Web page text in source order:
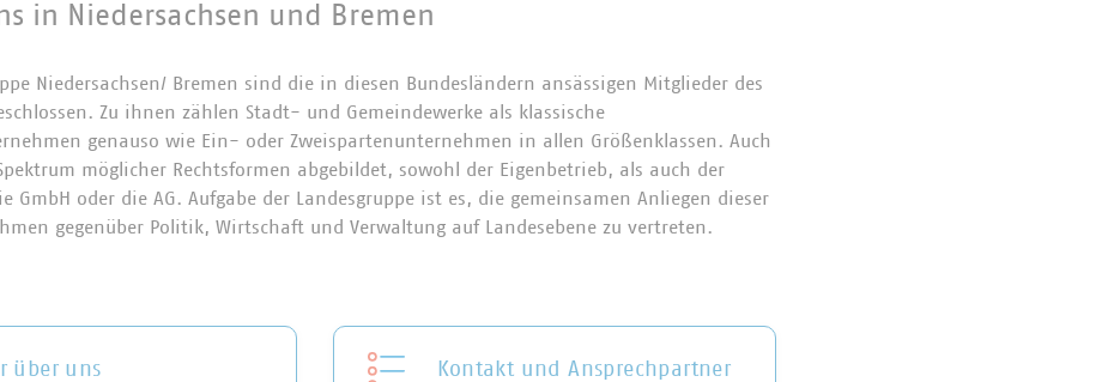
in Niedersachsen und Bremen
Niedersachsen/ Bremen sind die in diesen Bundesländern ansässigen Mitglieder des
Zu ihnen zählen Stadt- und Gemeindewerke als klassische
genauso wie Ein- oder Zweispartenunternehmen in allen Größenklassen. Auch
möglicher Rechtsformen abgebildet, sowohl der Eigenbetrieb, als auch der
GmbH oder die AG. Aufgabe der Landesgruppe ist es, die gemeinsamen Anliegen dieser
gegenüber Politik, Wirtschaft und Verwaltung auf Landesebene zu vertreten.
über uns Kontakt und Ansprechpartner